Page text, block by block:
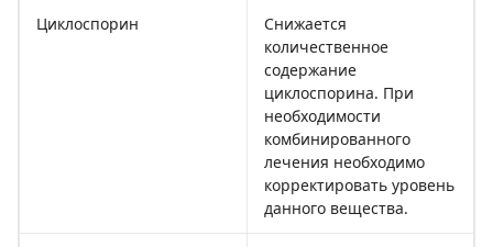
Циклоспорин
Снижается
количественное
содержание
циклоспорина. При
необходимости
комбинированного
лечения необходимо
корректировать уровень
данного вещества.